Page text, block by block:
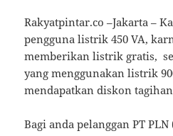
Rakyatpintar.co –Jakarta –
pengguna listrik 450 VA,
memberikan listrik gratis,
yang menggunakan listrik
mendapatkan diskon
Bagi anda pelanggan PT